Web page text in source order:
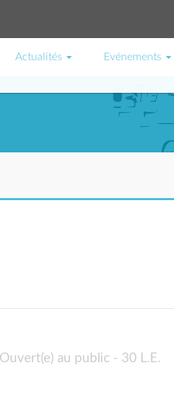
Actualités Evénements
Ouvert(e) au public - 30 L.E.